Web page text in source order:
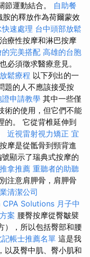
節運動結合。 自助餐
的釋放作為荷爾蒙效
速處理 台中頭部放鬆
療性按摩和淋巴按摩
完美搭配 高雄的台胞
必須徵求醫療意見。
鬆療程 以下列出的一
題的人不應該接受按
申請教學 其中一些僅
術的使用，但它們不能
的。 它從背椎延伸到
近視雷射視力矯正 宜
摩是從骶骨到頸背進
號顯示了瑞典式按摩的
拿推薦 重聽者的助聽
注意肩胛骨，肩胛骨
清潔公司
Solutions 月子中
案 腰臀按摩從臀皺襞
），所以包括臀部和腰
記帳士推薦名單 這是我
以及臀中肌、臀小肌和